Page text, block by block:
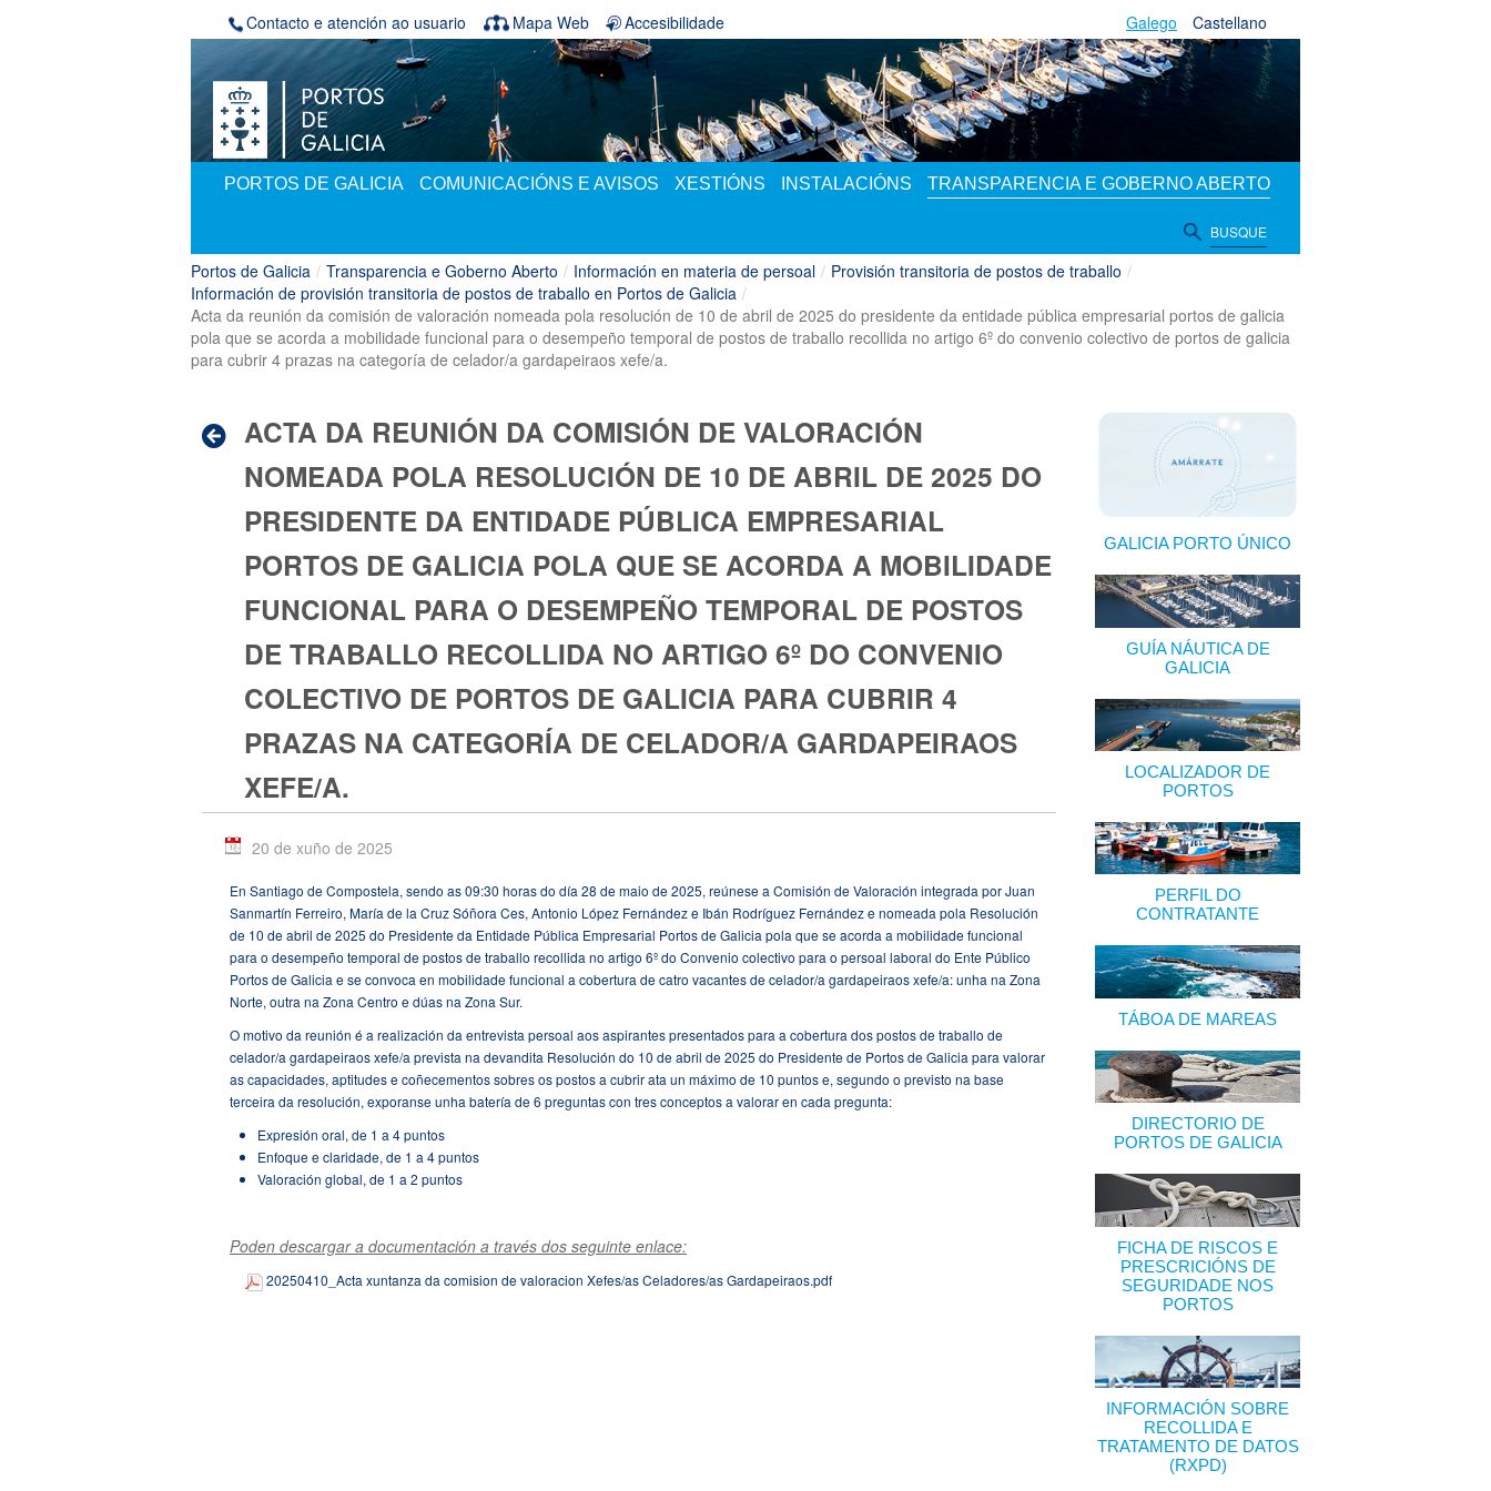
Contacto e atención ao usuario Mapa Web Accesibilidade Galego Castellano
PORTOS DE GALICIA COMUNICACIÓNS E AVISOS XESTIÓNS INSTALACIÓNS TRANSPARENCIA E GOBERNO ABERTO
BUSQUE
Portos de Galicia / Transparencia e Goberno Aberto / Información en materia de persoal / Provisión transitoria de postos de traballo /
Información de provisión transitoria de postos de traballo en Portos de Galicia /
Acta da reunión da comisión de valoración nomeada pola resolución de 10 de abril de 2025 do presidente da entidade pública empresarial portos de galicia
pola que se acorda a mobilidade funcional para o desempeño temporal de postos de traballo recollida no artigo 6º do convenio colectivo de portos de galicia
para cubrir 4 prazas na categoría de celador/a gardapeiraos xefe/a.
GALICIA PORTO ÚNICO
GUÍA NÁUTICA DE
GALICIA
LOCALIZADOR DE
PORTOS
PERFIL DO
CONTRATANTE
TÁBOA DE MAREAS
DIRECTORIO DE
PORTOS DE GALICIA
FICHA DE RISCOS E
PRESCRICIÓNS DE
SEGURIDADE NOS
PORTOS
INFORMACIÓN SOBRE
RECOLLIDA E
TRATAMENTO DE DATOS
(RXPD)
ACTA DA REUNIÓN DA COMISIÓN DE VALORACIÓN
NOMEADA POLA RESOLUCIÓN DE 10 DE ABRIL DE 2025 DO
PRESIDENTE DA ENTIDADE PÚBLICA EMPRESARIAL
PORTOS DE GALICIA POLA QUE SE ACORDA A MOBILIDADE
FUNCIONAL PARA O DESEMPEÑO TEMPORAL DE POSTOS
DE TRABALLO RECOLLIDA NO ARTIGO 6º DO CONVENIO
COLECTIVO DE PORTOS DE GALICIA PARA CUBRIR 4
PRAZAS NA CATEGORÍA DE CELADOR/A GARDAPEIRAOS
XEFE/A.
20 de xuño de 2025
En Santiago de Compostela, sendo as 09:30 horas do día 28 de maio de 2025, reúnese a Comisión de Valoración integrada por Juan
Sanmartín Ferreiro, María de la Cruz Sóñora Ces, Antonio López Fernández e Ibán Rodríguez Fernández e nomeada pola Resolución
de 10 de abril de 2025 do Presidente da Entidade Pública Empresarial Portos de Galicia pola que se acorda a mobilidade funcional
para o desempeño temporal de postos de traballo recollida no artigo 6º do Convenio colectivo para o persoal laboral do Ente Público
Portos de Galicia e se convoca en mobilidade funcional a cobertura de catro vacantes de celador/a gardapeiraos xefe/a: unha na Zona
Norte, outra na Zona Centro e dúas na Zona Sur.
O motivo da reunión é a realización da entrevista persoal aos aspirantes presentados para a cobertura dos postos de traballo de
celador/a gardapeiraos xefe/a prevista na devandita Resolución do 10 de abril de 2025 do Presidente de Portos de Galicia para valorar
as capacidades, aptitudes e coñecementos sobres os postos a cubrir ata un máximo de 10 puntos e, segundo o previsto na base
terceira da resolución, exporanse unha batería de 6 preguntas con tres conceptos a valorar en cada pregunta:
Expresión oral, de 1 a 4 puntos
Enfoque e claridade, de 1 a 4 puntos
Valoración global, de 1 a 2 puntos
Poden descargar a documentación a través dos seguinte enlace:
20250410_Acta xuntanza da comision de valoracion Xefes/as Celadores/as Gardapeiraos.pdf